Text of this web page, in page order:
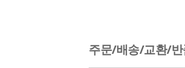
주문/배송/교환/